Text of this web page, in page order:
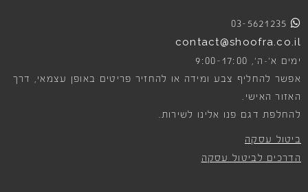
03-5621235
contact@shoofra.co.il
ימים א׳-ה׳, 9:00-17:00
אפשר להחליף צבע ומידה או להחזיר פריטים באופן עצמאי, דרך
האזור האישי.
להחלפת דגם פנו אלינו לשירות.
ביטול עסקה
הדרכים לביטול עסקה